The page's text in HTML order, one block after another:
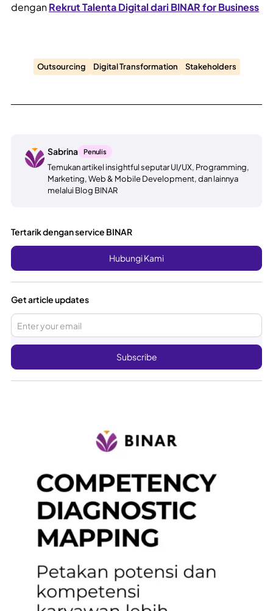
denganRekrut Talenta Digital dari BINAR for Business
Outsourcing Digital Transformation Stakeholders
Sabrina Penulis
Temukan artikel insightful seputar UI/UX, Programming,
Marketing, Web & Mobile Development, dan lainnya
melalui Blog BINAR
Tertarik dengan service BINAR
Hubungi Kami
Get article updates